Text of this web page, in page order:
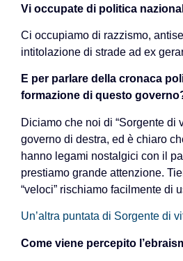
Vi occupate di politica
Ci occupiamo di razzismo,
intitolazione di strade ad ex
E per parlare della cronaca
formazione di questo
Diciamo che noi di “Sorgente di
governo di destra, ed è chiaro
hanno legami nostalgici con il
prestiamo grande attenzione.
“veloci” rischiamo facilmente di
Un’altra puntata di Sorgente di
Come viene percepito